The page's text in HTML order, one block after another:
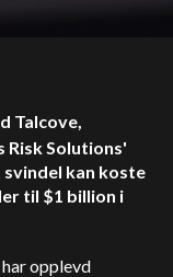
Talcove,
Solutions'
kan koste
til $1 billion i
opplevd